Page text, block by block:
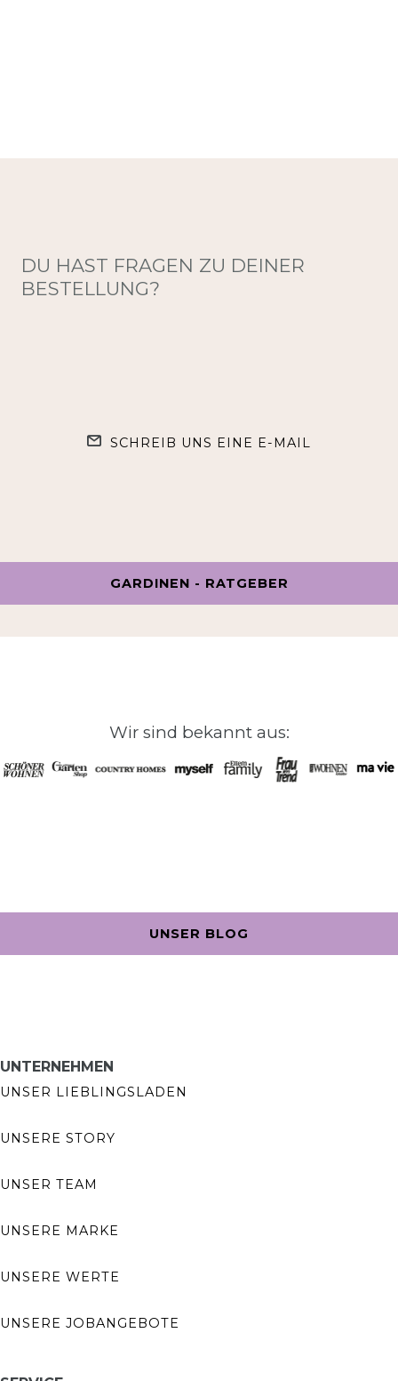
DU HAST FRAGEN ZU DEINER
BESTELLUNG?
SCHREIB UNS EINE E-MAIL
GARDINEN - RATGEBER
Wir sind bekannt aus:
UNSER BLOG
UNTERNEHMEN
UNSER LIEBLINGSLADEN
UNSERE STORY
UNSER TEAM
UNSERE MARKE
UNSERE WERTE
UNSERE JOBANGEBOTE